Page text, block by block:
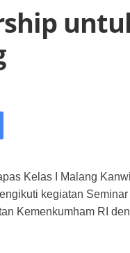
Kelas I Malang
kegiatan
Kemenkumham RI